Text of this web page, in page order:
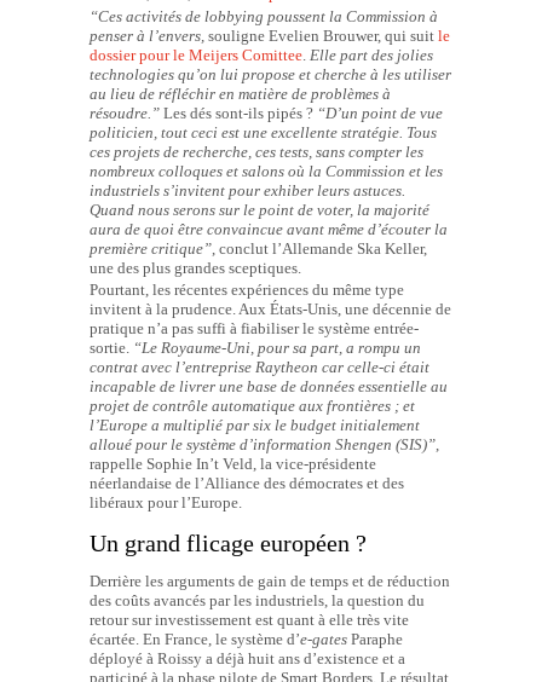
“Ces activités de lobbying poussent la Commission à
penser à l’envers, souligne Evelien Brouwer, qui suit le
dossier pour le Meijers Comittee Elle part des jolies
technologies qu’on lui propose et cherche à les utiliser
au lieu de réfléchir en matière de problèmes à
résoudre.” Les dés sont-ils pipés ? “D’un point de vue
politicien, tout ceci est une excellente stratégie. Tous
ces projets de recherche, ces tests, sans compter les
nombreux colloques et salons où la Commission et les
industriels s’invitent pour exhiber leurs astuces.
Quand nous serons sur le point de voter, la majorité
aura de quoi être convaincue avant même d’écouter la
première critique” , conclut l’Allemande Ska Keller,
une des plus grandes sceptiques.
Pourtant, les récentes expériences du même type
invitent à la prudence. Aux États-Unis, une décennie de
pratique n’a pas suffi à fiabiliser le système entrée-
sortie. “Le Royaume-Uni, pour sa part, a rompu un
contrat avec l’entreprise Raytheon car celle-ci était
incapable de livrer une base de données essentielle au
projet de contrôle automatique aux frontières ; et
l’Europe a multiplié par six le budget initialement
alloué pour le système d’information Shengen (SIS)”,
rappelle Sophie In’t Veld, la vice-présidente
néerlandaise de l’Alliance des démocrates et des
libéraux pour l’Europe.
Un grand flicage européen ?
Derrière les arguments de gain de temps et de réduction
des coûts avancés par les industriels, la question du
retour sur investissement est quant à elle très vite
écartée. En France, le système d’e-gates Paraphe
déployé à Roissy a déjà huit ans d’existence et a
participé à la phase pilote de Smart Borders. Le résultat